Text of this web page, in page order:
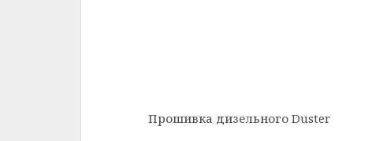
Прошивка дизельного Duster